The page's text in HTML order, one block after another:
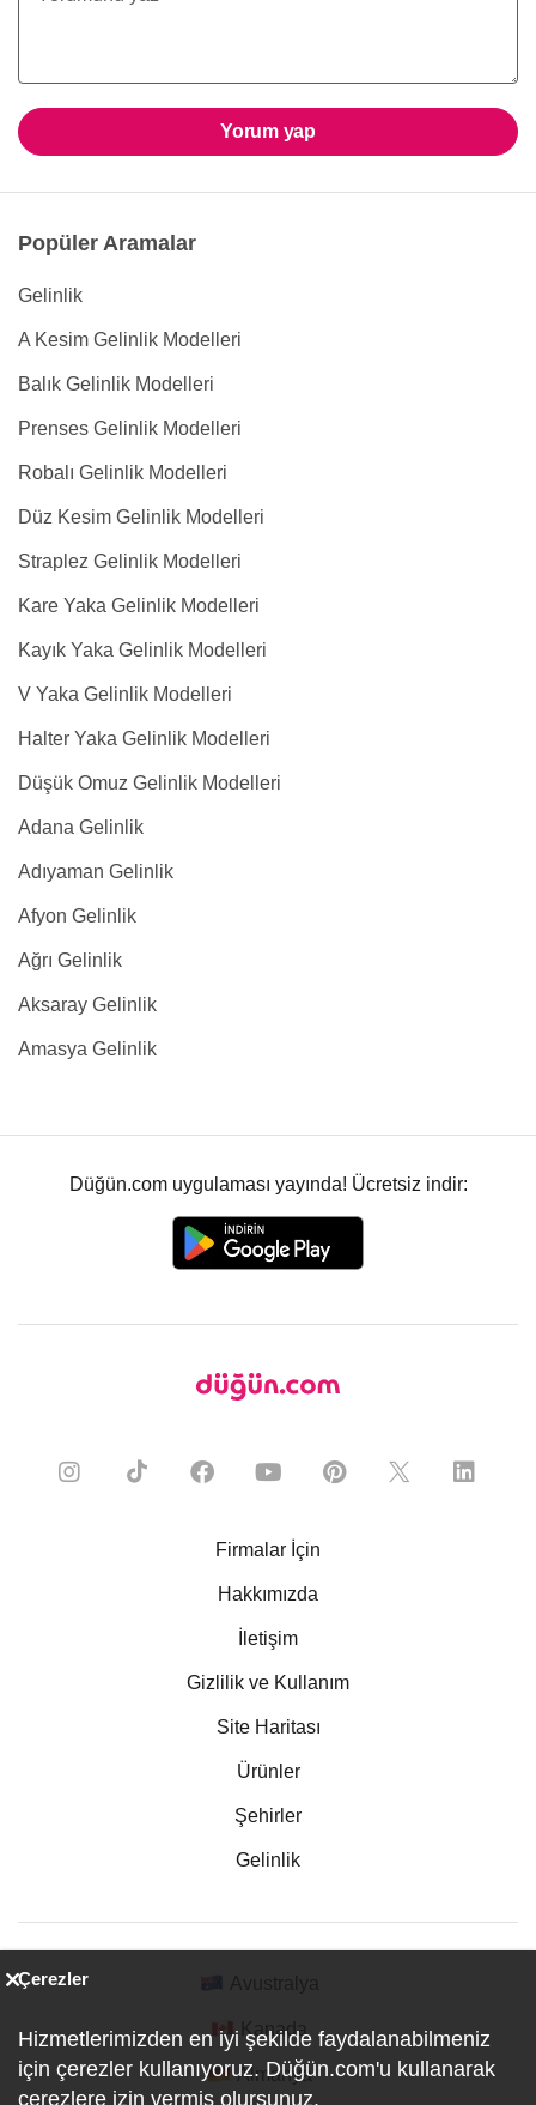
Yorum yap
Popüler Aramalar
Gelinlik
A Kesim Gelinlik Modelleri
Balık Gelinlik Modelleri
Prenses Gelinlik Modelleri
Robalı Gelinlik Modelleri
Düz Kesim Gelinlik Modelleri
Straplez Gelinlik Modelleri
Kare Yaka Gelinlik Modelleri
Kayık Yaka Gelinlik Modelleri
V Yaka Gelinlik Modelleri
Halter Yaka Gelinlik Modelleri
Düşük Omuz Gelinlik Modelleri
Adana Gelinlik
Adıyaman Gelinlik
Afyon Gelinlik
Ağrı Gelinlik
Aksaray Gelinlik
Amasya Gelinlik
Düğün.com uygulaması yayında! Ücretsiz indir:
Firmalar İçin
Hakkımızda
İletişim
Gizlilik ve Kullanım
Site Haritası
Ürünler
Şehirler
Gelinlik
Kanada
Almanya
Çerezler
Hizmetlerimizden en iyi şekilde faydalanabilmeniz
için çerezler kullanıyoruz. Düğün.com'u kullanarak
çerezlere izin vermiş olursunuz.